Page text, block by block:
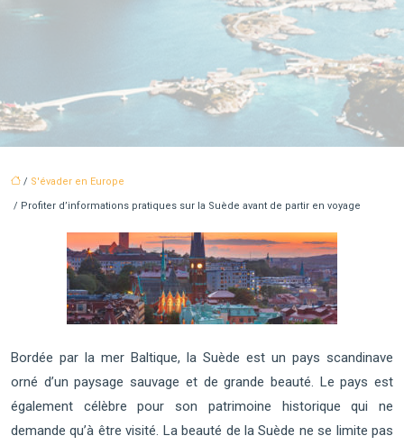
/ S'évader en Europe
/ Profiter d’informations pratiques sur la Suède avant de partir en voyage
Bordée par la mer Baltique, la Suède est un pays scandinave
orné d’un paysage sauvage et de grande beauté. Le pays est
également célèbre pour son patrimoine historique qui ne
demande qu’à être visité. La beauté de la Suède ne se limite pas